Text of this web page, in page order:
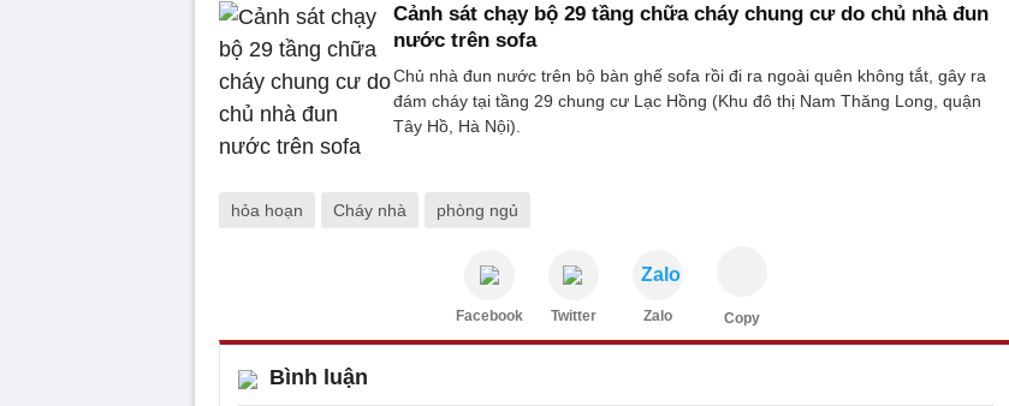
Cảnh sát chạy bộ 29 tầng chữa cháy chung cư do chủ nhà đun
nước trên sofa
Chủ nhà đun nước trên bộ bàn ghế sofa rồi đi ra ngoài quên không tắt, gây ra
đám cháy tại tầng 29 chung cư Lạc Hồng (Khu đô thị Nam Thăng Long, quận
Tây Hồ, Hà Nội).
hỏa hoạn Cháy nhà phòng ngủ
Facebook Twitter
Zalo
Zalo Copy
Bình luận